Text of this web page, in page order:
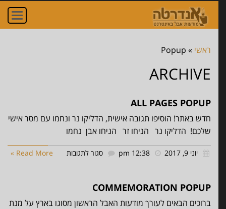
ראשי »
Popup
ARCHIVE
ALL PAGES POPUP
חדש באתר! הוסיפו תגובה אישית, הדליקו נר ונחמו עם מסר אישי
שלכם! הדליקו נר הניחו זר הניחו אבן נחמו
יוני 9, 2017 סגור לתגובות Read More »
COMMEMORATION POPUP
ברוכים הבאים לעורך מודעות האבל הראשון מסוגו בארץ על מנת
הדליקו נר ונחמו עם
מסר אישי שלכם!
הדליקו נר
הניחו זר
הניחו אבן